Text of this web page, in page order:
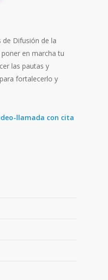
de Difusión de la
en marcha tu
las pautas y
fortalecerlo y
llamada con cita